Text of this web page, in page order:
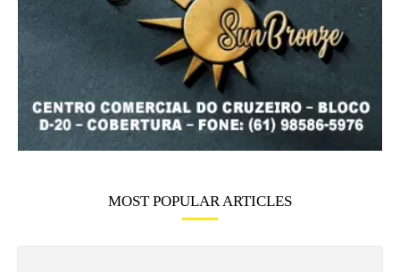
MOST POPULAR ARTICLES